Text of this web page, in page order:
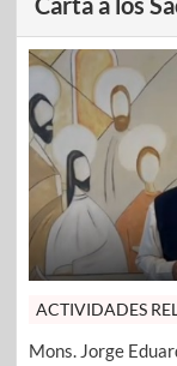
ACTIVIDADES
Mons. Jorge